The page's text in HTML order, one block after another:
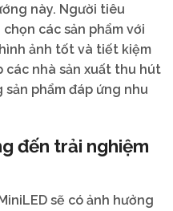
này. Người tiêu
các sản phẩm với
ảnh tốt và tiết kiệm
các nhà sản xuất thu hút
phẩm đáp ứng nhu
đến trải nghiệm
sẽ có ảnh hưởng